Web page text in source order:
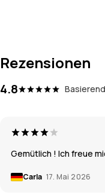
Rezensionen
4.8
Gemütlich ! Ich freue
Carla 17. Mai 2026